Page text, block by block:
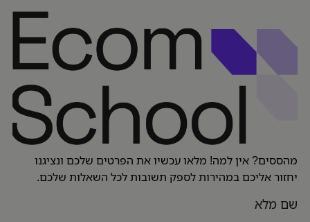
מהססים? אין למה! מלאו עכשיו את הפרטים שלכם ונציגנו
יחזור אליכם במהירות לספק תשובות לכל השאלות שלכם.